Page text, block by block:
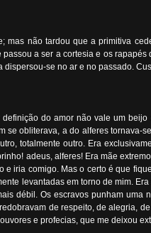
não tardou que a primitiva
a ser a cortesia e os
se no ar e no passado.
do amor não vale um
obliterava, a do alferes
totalmente outro. Era
adeus, alferes! Era mãe
iria comigo. Mas o certo é que
levantadas em torno de mim.
débil. Os escravos punham
de respeito, de alegria,
e profecias, que me deixou